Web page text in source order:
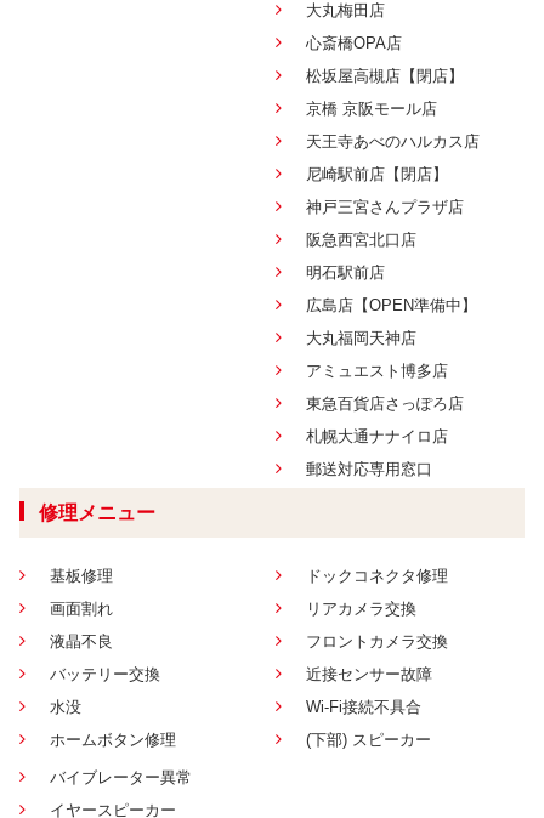
大丸梅田店
心斎橋OPA店
松坂屋高槻店【閉店】
京橋 京阪モール店
天王寺あべのハルカス店
尼崎駅前店【閉店】
神戸三宮さんプラザ店
阪急西宮北口店
明石駅前店
広島店【OPEN準備中】
大丸福岡天神店
アミュエスト博多店
東急百貨店さっぽろ店
札幌大通ナナイロ店
郵送対応専用窓口
修理メニュー
基板修理
画面割れ
液晶不良
バッテリー交換
水没
ホームボタン修理
ドックコネクタ修理
リアカメラ交換
フロントカメラ交換
近接センサー故障
Wi-Fi接続不具合
(下部) スピーカー
バイブレーター異常
イヤースピーカー